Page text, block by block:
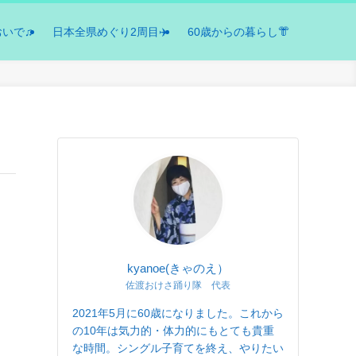
いで♫ 日本全県めぐり2周目✈️ 60歳からの暮らし👘
kyanoe(きゃのえ）
佐渡おけさ踊り隊 代表
2021年5月に60歳になりました。これから
の10年は気力的・体力的にもとても貴重
な時間。シングル子育てを終え、やりたい